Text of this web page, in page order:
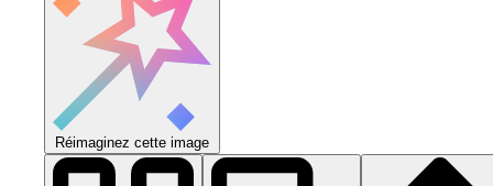
Réimaginez cette image